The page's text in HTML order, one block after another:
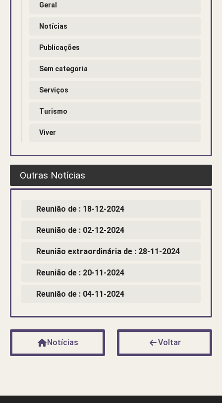
Geral
Notícias
Publicações
Sem categoria
Serviços
Turismo
Viver
Outras Notícias
Reunião de : 18-12-2024
Reunião de : 02-12-2024
Reunião extraordinária de : 28-11-2024
Reunião de : 20-11-2024
Reunião de : 04-11-2024
Notícias Voltar